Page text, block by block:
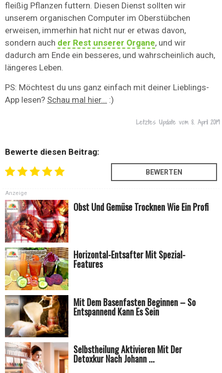
fleißig Pflanzen futtern. Diesen Dienst sollten wir
unserem organischen Computer im Oberstübchen
erweisen, immerhin hat nicht nur er etwas davon,
sondern auch der Rest unserer Organe, und wir
dadurch am Ende ein besseres, und wahrscheinlich auch,
längeres Leben.
PS: Möchtest du uns ganz einfach mit deiner Lieblings-
App lesen? Schau mal hier... :)
Letztes Update vom 8. April 2019
Bewerte diesen Beitrag:
Obst Und Gemüse Trocknen Wie Ein Profi
Horizontal-Entsafter Mit Spezial-
Features
Mit Dem Basenfasten Beginnen – So
Entspannend Kann Es Sein
Selbstheilung Aktivieren Mit Der
Detoxkur Nach Johann ...
Anzeige